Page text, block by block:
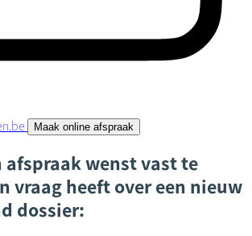
Maak online afspraak
afspraak wenst vast te
vraag heeft over een nieuw
dossier: